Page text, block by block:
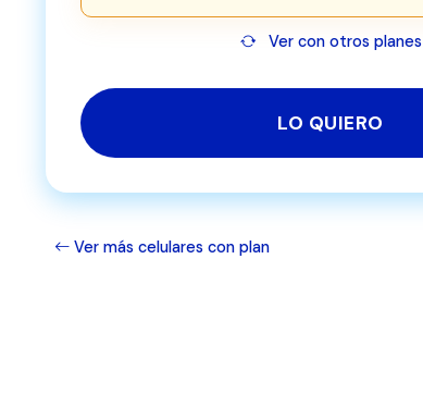
Ver con otros planes
LO QUIERO
Ver más celulares con plan